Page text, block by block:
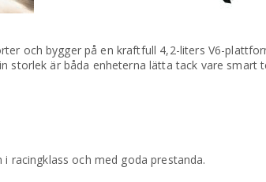
och bygger på en kraftfull 4,2-liters V6-
storlek är båda enheterna lätta tack vare smart
racingklass och med goda prestanda.